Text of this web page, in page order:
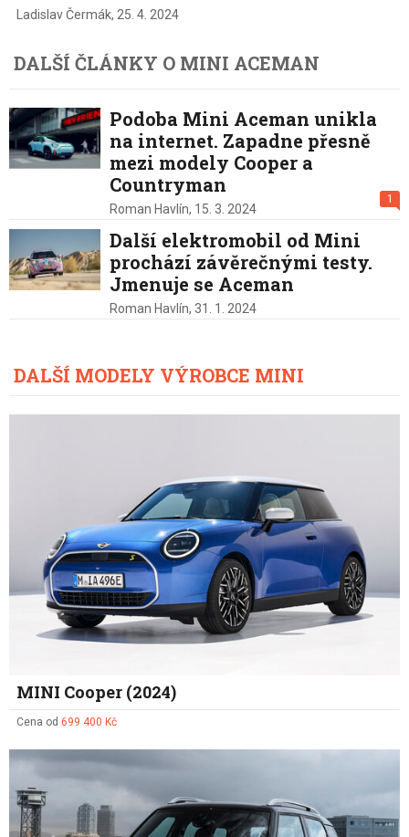
Ladislav Čermák, 25. 4. 2024
DALŠÍ ČLÁNKY O MINI ACEMAN
Podoba Mini Aceman unikla
na internet. Zapadne přesně
mezi modely Cooper a
Countryman
1
Roman Havlín, 15. 3. 2024
Další elektromobil od Mini
prochází závěrečnými testy.
Jmenuje se Aceman
Roman Havlín, 31. 1. 2024
DALŠÍ MODELY VÝROBCE MINI
MINI Cooper (2024)
Cena od 699 400 Kč